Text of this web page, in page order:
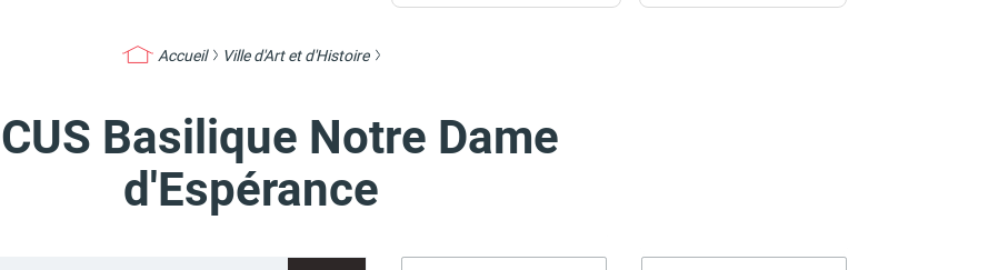
Accueil Ville d'Art et d'Histoire
Basilique Notre Dame
d'Espérance